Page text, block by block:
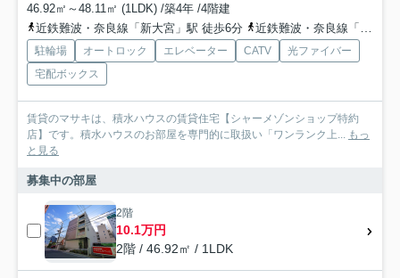
46.92㎡～48.11㎡ (1LDK) /築4年 /4階建
近鉄難波・奈良線「新大宮」駅 徒歩6分
近鉄難波・奈良線「近鉄奈良」駅 徒歩24分
駐輪場 オートロック エレベーター CATV
光ファイバー
宅配ボックス
賃貸のマサキは、積水ハウスの賃貸住宅【シャーメゾンショップ特約
店】です。積水ハウスのお部屋を専門的に取扱い「ワンランク上... もっ
と見る
募集中の部屋
2階
10.1万円
2階 / 46.92㎡ / 1LDK